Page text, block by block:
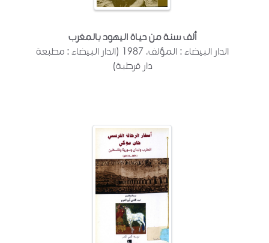
ألف سنة من حياة اليهود بالمغرب
الدار البيضاء : المؤلف، 1987 (الدار البيضاء : مطبعة
دار قرطبة)